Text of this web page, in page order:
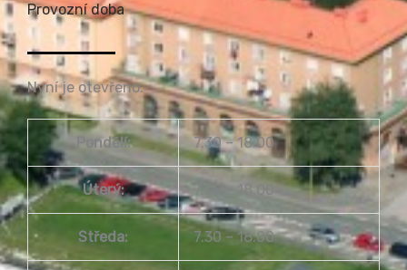
Provozní doba
Nyní je otevřeno.
Pondělí: 7.30 – 18.00
Úterý: 7.30 – 18.00
Středa: 7.30 – 18.00